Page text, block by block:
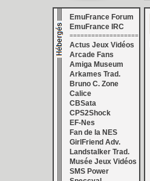
EmuFrance Forum
EmuFrance IRC
===================
Actus Jeux Vidéos
Arcade Fans
Amiga Museum
Arkames Trad.
Bruno C. Zone
Calice
CBSata
CPS2Shock
EF-Nes
Fan de la NES
GirlFriend Adv.
Landstalker Trad.
Musée Jeux Vidéos
SMS Power